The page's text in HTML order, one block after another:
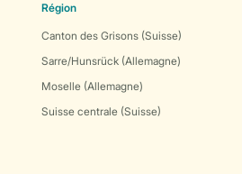
Région
Canton des Grisons (Suisse)
Sarre/Hunsrück (Allemagne)
Moselle (Allemagne)
Suisse centrale (Suisse)